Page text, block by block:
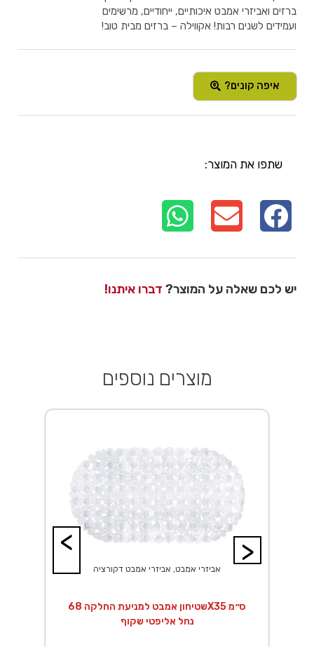
ברזים ואביזרי אמבט איכותיים, ייחודיים, מרשימים
ועמידים לשנים רבות! אקווילה – ברזים מבית טוב!
איפה קונים?
שתפו את המוצר:
יש לכם שאלה על המוצר? דברו איתנו!
מוצרים נוספים
>
אביזרי אמבט, אביזרי אמבט דקורציה
שטיחון אמבט למניעת החלקה 68X35 ס״מ
נחל אליפטי שקוף
<